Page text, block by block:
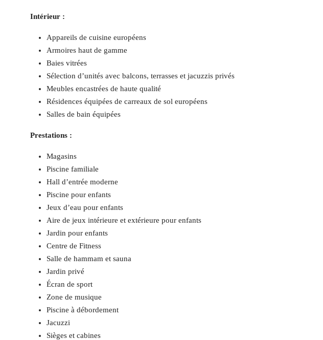
Intérieur :
Appareils de cuisine européens
Armoires haut de gamme
Baies vitrées
Sélection d’unités avec balcons, terrasses et jacuzzis privés
Meubles encastrées de haute qualité
Résidences équipées de carreaux de sol européens
Salles de bain équipées
Prestations :
Magasins
Piscine familiale
Hall d’entrée moderne
Piscine pour enfants
Jeux d’eau pour enfants
Aire de jeux intérieure et extérieure pour enfants
Jardin pour enfants
Centre de Fitness
Salle de hammam et sauna
Jardin privé
Écran de sport
Zone de musique
Piscine à débordement
Jacuzzi
Sièges et cabines